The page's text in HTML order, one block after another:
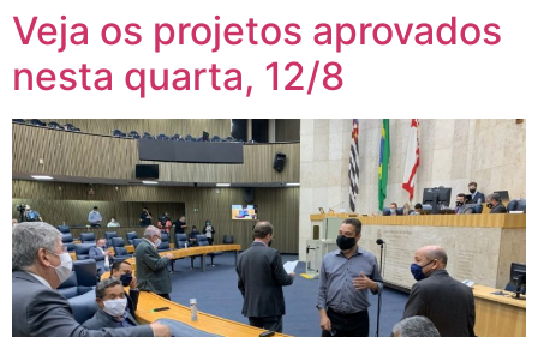
Veja os projetos aprovados
nesta quarta, 12/8